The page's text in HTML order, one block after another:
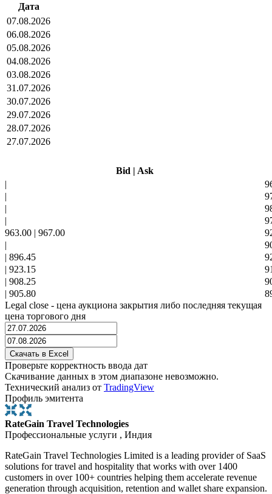
Дата
07.08.2026
06.08.2026
05.08.2026
04.08.2026
03.08.2026
31.07.2026
30.07.2026
29.07.2026
28.07.2026
27.07.2026
Bid | Ask
|
|
|
|
963.00 | 967.00
|
| 896.45
| 923.15
| 908.25
| 905.80
Legal close - цена аукциона закрытия либо последняя текущая
цена торгового дня
Проверьте корректность ввода дат
Скачивание данных в этом диапазоне невозможно.
Технический анализ от TradingView
Профиль эмитента
RateGain Travel Technologies
Профессиональные услуги , Индия
RateGain Travel Technologies Limited is a leading provider of SaaS
solutions for travel and hospitality that works with over 1400
customers in over 100+ countries helping them accelerate revenue
generation through acquisition, retention and wallet share expansion.